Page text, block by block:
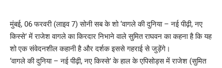
मुंबई, 06 फरवरी (लाइव 7) सोनी सब के शो ‘वागले की दुनिया – नई पीढ़ी, नए
किस्से’ में राजेश वागले का किरदार निभाने वाले सुमित राघवन का कहना है कि यह
शो एक संवेदनशील कहानी है और दर्शक इससे गहराई से जुड़ेंगे।
‘वागले की दुनिया – नई पीढ़ी, नए किस्से’ के हाल के एपिसोड्स में राजेश (सुमित